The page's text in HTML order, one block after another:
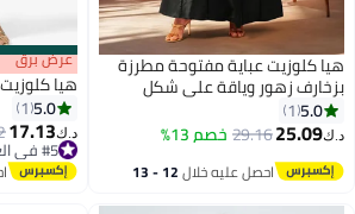
هيا كلوزيت عباية مفتوحة مطرزة
بزخارف زهور وياقة على شكل
5.0
1
د.ك‏25.09
29.16خصم 13%
احصل عليه خلال 12 - 13
00m:00s
· عرض برق
هيا
5.0
1
د.ك‏17.13
#5 في العبايات
#5 في العبايات